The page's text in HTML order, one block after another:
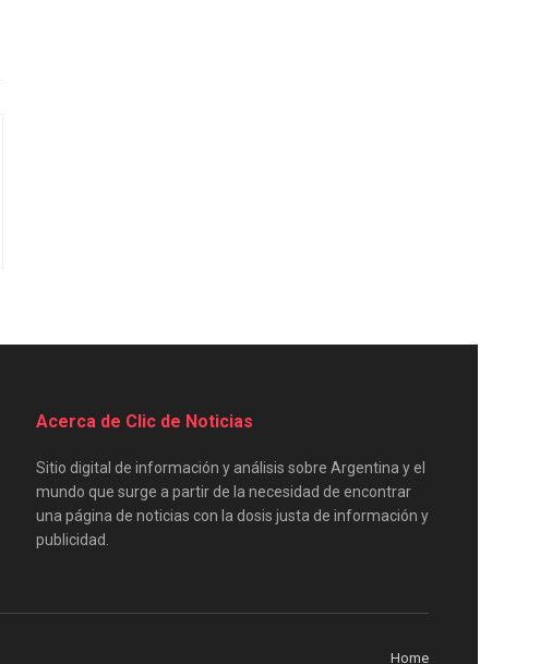
Acerca de Clic de Noticias
Sitio digital de información y análisis sobre Argentina y el
mundo que surge a partir de la necesidad de encontrar
una página de noticias con la dosis justa de información y
publicidad.
Home